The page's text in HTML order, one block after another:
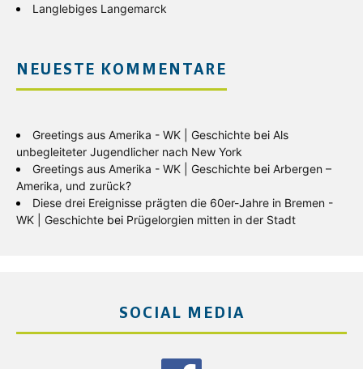
Langlebiges Langemarck
NEUESTE KOMMENTARE
Greetings aus Amerika - WK | Geschichte bei Als
unbegleiteter Jugendlicher nach New York
Greetings aus Amerika - WK | Geschichte bei Arbergen –
Amerika, und zurück?
Diese drei Ereignisse prägten die 60er-Jahre in Bremen -
WK | Geschichte bei Prügelorgien mitten in der Stadt
SOCIAL MEDIA